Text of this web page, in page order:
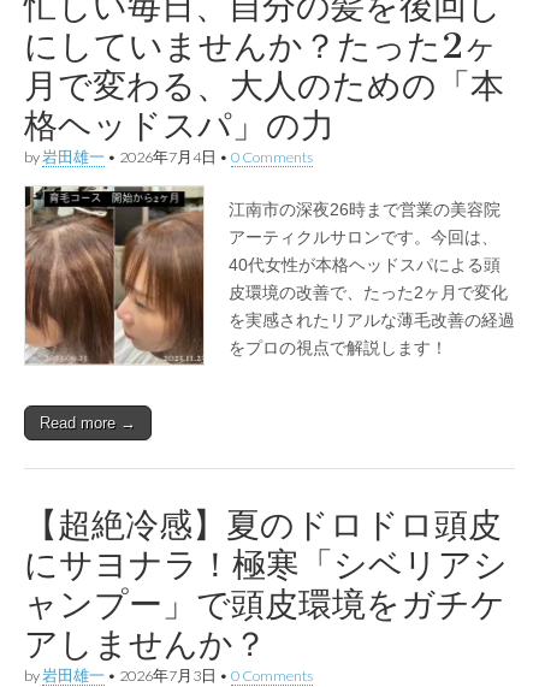
にしていませんか？たった2ヶ
月で変わる、大人のための「本
格ヘッドスパ」の力
by岩田雄一 • 2026年7月4日 • 0 Comments
江南市の深夜26時まで営業の美容院
アーティクルサロンです。今回は、
40代女性が本格ヘッドスパによる頭
皮環境の改善で、たった2ヶ月で変化
を実感されたリアルな薄毛改善の経過
をプロの視点で解説します！
Read more →
【超絶冷感】夏のドロドロ頭皮
にサヨナラ！極寒「シベリアシ
ャンプー」で頭皮環境をガチケ
アしませんか？
by岩田雄一 • 2026年7月3日 • 0 Comments